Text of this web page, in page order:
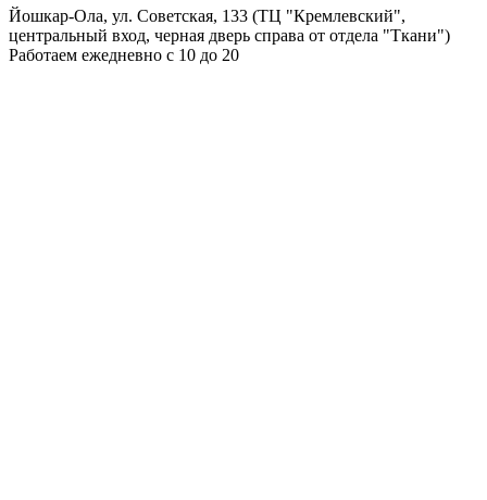
Йошкар-Ола, ул. Советская, 133 (ТЦ "Кремлевский",
центральный вход, черная дверь справа от отдела "Ткани")
Работаем ежедневно с 10 до 20